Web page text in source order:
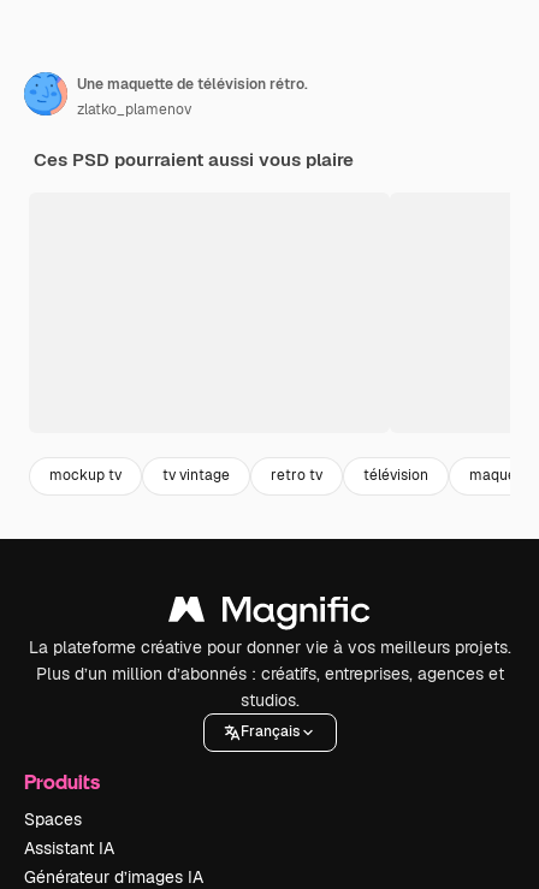
Une maquette de télévision rétro.
zlatko_plamenov
Ces PSD pourraient aussi vous plaire
mockup tv tv vintage retro tv télévision maquette
La plateforme créative pour donner vie à vos meilleurs projets.
Plus d’un million d’abonnés : créatifs, entreprises, agences et
studios.
Français
Produits
Spaces
Assistant IA
Générateur d’images IA